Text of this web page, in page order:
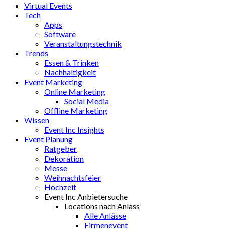
Virtual Events
Tech
Apps
Software
Veranstaltungstechnik
Trends
Essen & Trinken
Nachhaltigkeit
Event Marketing
Online Marketing
Social Media
Offline Marketing
Wissen
Event Inc Insights
Event Planung
Ratgeber
Dekoration
Messe
Weihnachtsfeier
Hochzeit
Event Inc Anbietersuche
Locations nach Anlass
Alle Anlässe
Firmenevent